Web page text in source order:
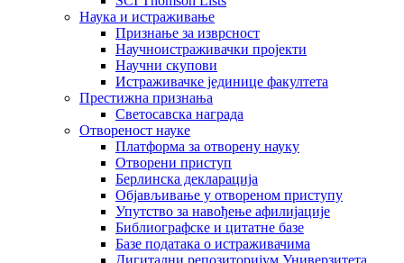
Наука и истраживање
Признање за изврсност
Научноистраживачки пројекти
Научни скупови
Истраживачке јединице факултета
Престижна признања
Светосавска награда
Отвореност науке
Платформа за отворену науку
Отворени приступ
Берлинска декларација
Објављивање у отвореном приступу
Упутство за навођење афилијације
Библиографске и цитатне базе
Базе података о истраживачима
Дигитални репозиторијум Универзитета